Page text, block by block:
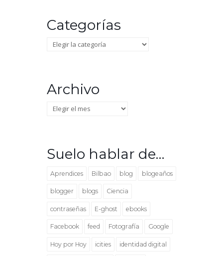
Categorías
Categorías
Archivo
Archivo
Suelo hablar de…
Aprendices Bilbao blog blogeaños
blogger blogs Ciencia
contraseñas E-ghost ebooks
Facebook feed Fotografía Google
Hoy por Hoy icities identidad digital